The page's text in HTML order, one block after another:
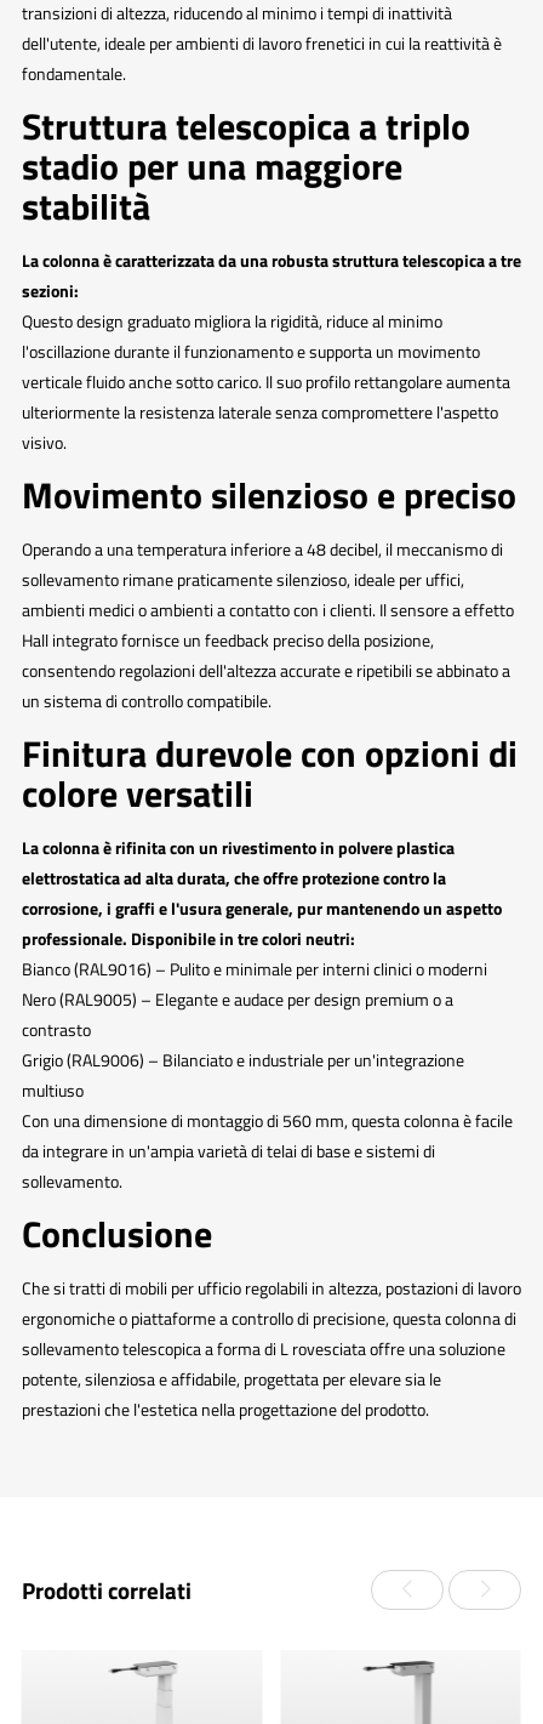
transizioni di altezza, riducendo al minimo i tempi di inattività
dell'utente, ideale per ambienti di lavoro frenetici in cui la reattività è
fondamentale.
Struttura telescopica a triplo
stadio per una maggiore
stabilità
La colonna è caratterizzata da una robusta struttura telescopica a tre
sezioni:
Questo design graduato migliora la rigidità, riduce al minimo
l'oscillazione durante il funzionamento e supporta un movimento
verticale fluido anche sotto carico. Il suo profilo rettangolare aumenta
ulteriormente la resistenza laterale senza compromettere l'aspetto
visivo.
Movimento silenzioso e preciso
Operando a una temperatura inferiore a 48 decibel, il meccanismo di
sollevamento rimane praticamente silenzioso, ideale per uffici,
ambienti medici o ambienti a contatto con i clienti. Il sensore a effetto
Hall integrato fornisce un feedback preciso della posizione,
consentendo regolazioni dell'altezza accurate e ripetibili se abbinato a
un sistema di controllo compatibile.
Finitura durevole con opzioni di
colore versatili
La colonna è rifinita con un rivestimento in polvere plastica
elettrostatica ad alta durata, che offre protezione contro la
corrosione, i graffi e l'usura generale, pur mantenendo un aspetto
professionale. Disponibile in tre colori neutri:
Bianco (RAL9016) – Pulito e minimale per interni clinici o moderni
Nero (RAL9005) – Elegante e audace per design premium o a
contrasto
Grigio (RAL9006) – Bilanciato e industriale per un'integrazione
multiuso
Con una dimensione di montaggio di 560 mm, questa colonna è facile
da integrare in un'ampia varietà di telai di base e sistemi di
sollevamento.
Conclusione
Che si tratti di mobili per ufficio regolabili in altezza, postazioni di lavoro
ergonomiche o piattaforme a controllo di precisione, questa colonna di
sollevamento telescopica a forma di L rovesciata offre una soluzione
potente, silenziosa e affidabile, progettata per elevare sia le
prestazioni che l'estetica nella progettazione del prodotto.
Prodotti correlati